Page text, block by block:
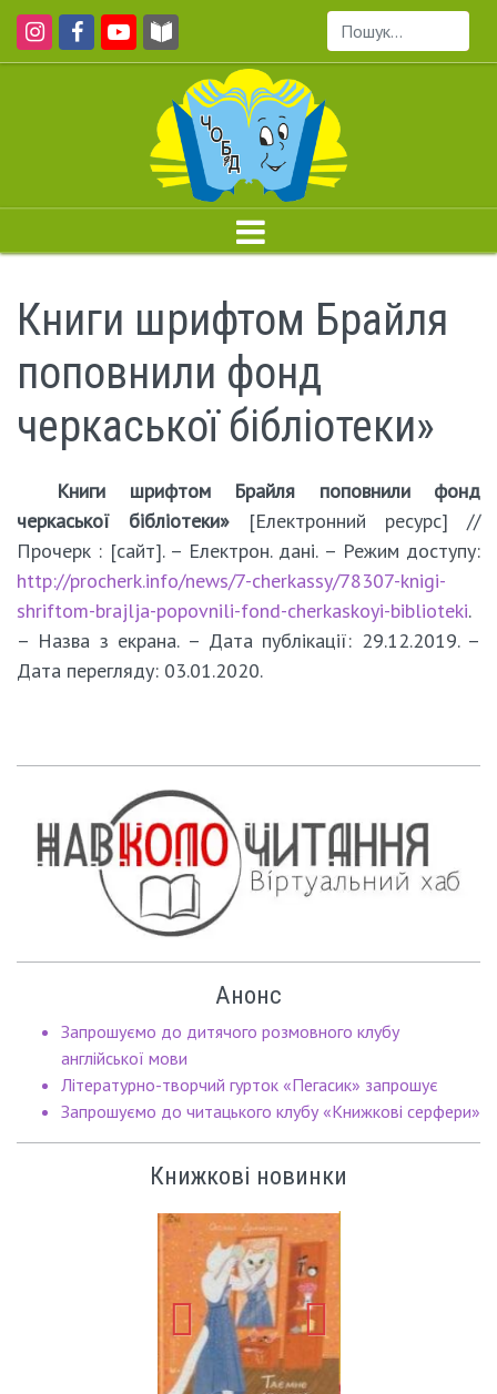
Пошук...
Книги шрифтом Брайля
поповнили фонд
черкаської бібліотеки»
Книги шрифтом Брайля поповнили фонд
черкаської бібліотеки» [Електронний ресурс] //
Прочерк : [сайт]. – Електрон. дані. – Режим доступу:
http://procherk.info/news/7-cherkassy/78307-knigi-
shriftom-brajlja-popovnili-fond-cherkaskoyi-biblioteki.
– Назва з екрана. – Дата публікації: 29.12.2019. –
Дата перегляду: 03.01.2020.
Анонс
Запрошуємо до дитячого розмовного клубу
англійської мови
Літературно-творчий гурток «Пегасик» запрошує
Запрошуємо до читацького клубу «Книжкові серфери»
Книжкові новинки